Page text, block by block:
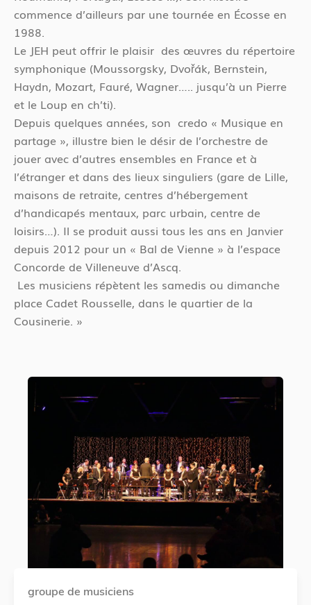
commence d’ailleurs par une tournée en Écosse en
1988.
Le JEH peut offrir le plaisir des œuvres du répertoire
symphonique (Moussorgsky, Dvořák, Bernstein,
Haydn, Mozart, Fauré, Wagner….. jusqu’à un Pierre
et le Loup en ch’ti).
Depuis quelques années, son credo « Musique en
partage », illustre bien le désir de l’orchestre de
jouer avec d’autres ensembles en France et à
l’étranger et dans des lieux singuliers (gare de Lille,
maisons de retraite, centres d’hébergement
d’handicapés mentaux, parc urbain, centre de
loisirs…). Il se produit aussi tous les ans en Janvier
depuis 2012 pour un « Bal de Vienne » à l’espace
Concorde de Villeneuve d’Ascq.
Les musiciens répètent les samedis ou dimanche
place Cadet Rousselle, dans le quartier de la
Cousinerie. »
groupe de musiciens